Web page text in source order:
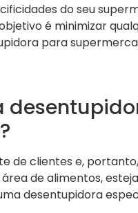
do seu
é minimizar
para
de clientes e,
de alimentos,
desentupidora